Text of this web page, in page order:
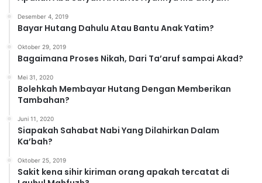
Desember 4, 2019
Bayar Hutang Dahulu Atau Bantu Anak Yatim?
Oktober 29, 2019
Bagaimana Proses Nikah, Dari Ta’aruf sampai Akad?
Mei 31, 2020
Bolehkah Membayar Hutang Dengan Memberikan
Tambahan?
Juni 11, 2020
Siapakah Sahabat Nabi Yang Dilahirkan Dalam
Ka’bah?
Oktober 25, 2019
Sakit kena sihir kiriman orang apakah tercatat di